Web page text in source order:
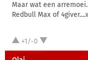
Maar wat een arremoei.
Redbull Max of
+1/-0